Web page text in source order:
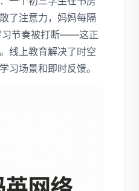
了注意力，妈妈每隔
习节奏被打断——这正
线上教育解决了时空
习场景和即时反馈。